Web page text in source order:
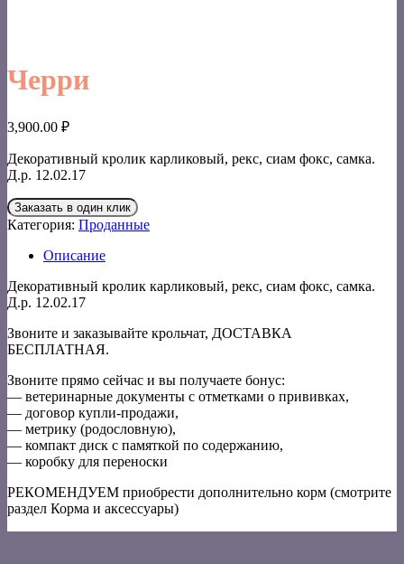
Черри
3,900.00 ₽
Декоративный кролик карликовый, рекс, сиам фокс, самка.
Д.р. 12.02.17
Заказать в один клик
Категория: Проданные
Описание
Декоративный кролик карликовый, рекс, сиам фокс, самка.
Д.р. 12.02.17
Звоните и заказывайте крольчат, ДОСТАВКА
БЕСПЛАТНАЯ.
Звоните прямо сейчас и вы получаете бонус:
— ветеринарные документы с отметками о прививках,
— договор купли-продажи,
— метрику (родословную),
— компакт диск с памяткой по содержанию,
— коробку для переноски
РЕКОМЕНДУЕМ приобрести дополнительно корм (смотрите
раздел Корма и аксессуары)